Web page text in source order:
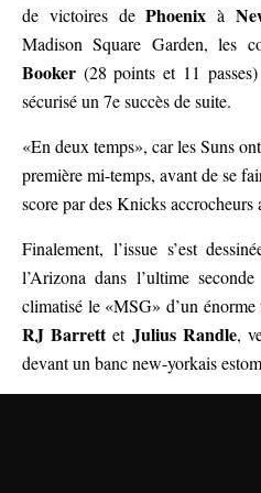
de victoires dePhoenix à
Madison Square Garden, les
Booker (28 points et 11
sécurisé un 7e succès de suite.
«En deux temps», car les Suns
première mi-temps, avant de se
score par des Knicks accrocheurs
Finalement, l’issue s’est
l’Arizona dans l’ultime
climatisé le «MSG» d’un
RJ Barrettet Julius Randle,
devant un banc new-yorkais